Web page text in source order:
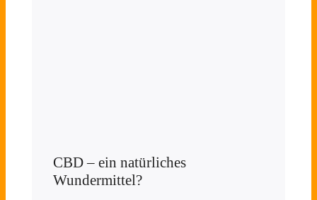
CBD – ein natürliches
Wundermittel?